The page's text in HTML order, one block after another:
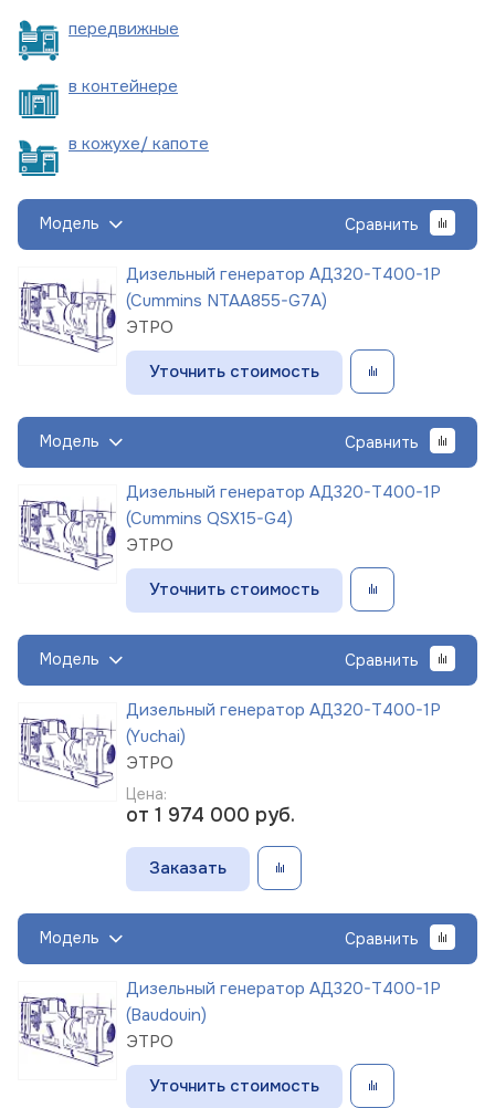
передвижные
в контейнере
в кожухе/ капоте
Модель Сравнить
Дизельный генератор АД320-Т400-1Р
(Cummins NTAA855-G7A)
ЭТРО
Уточнить стоимость
Модель Сравнить
Дизельный генератор АД320-Т400-1Р
(Cummins QSX15-G4)
ЭТРО
Уточнить стоимость
Модель Сравнить
Дизельный генератор АД320-Т400-1Р
(Yuchai)
ЭТРО
Цена:
от 1 974 000 руб.
Заказать
Модель Сравнить
Дизельный генератор АД320-Т400-1Р
(Baudouin)
ЭТРО
Уточнить стоимость